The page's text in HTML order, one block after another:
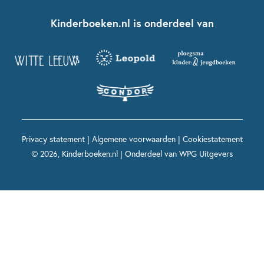
Kinderboeken diversiteit
Grappige kinderboeken
Spannende kinderboeken
Boekentips 12+ jaar
Voor volwassenen
Spekkie en Sproet
Maxi & Helium
Voor het onderwijs
Kinderboeken.nl is onderdeel van
Privacy statement| Algemene voorwaarden| Cookiestatement
© 2026, Kinderboeken.nl | Onderdeel van WPG Uitgevers